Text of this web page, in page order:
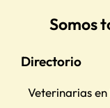
Somos
Directorio
Veterinarias